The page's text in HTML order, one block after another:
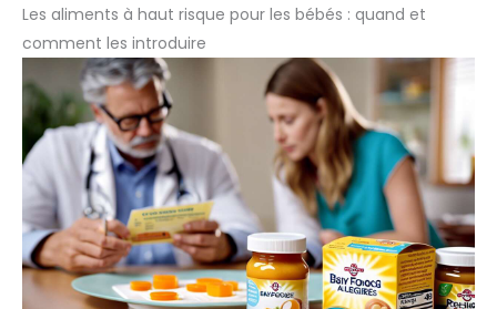
Les aliments à haut risque pour les bébés : quand et
comment les introduire